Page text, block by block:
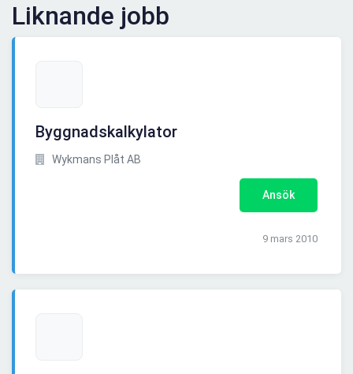
Liknande jobb
Byggnadskalkylator
Wykmans Plåt AB
Ansök
9 mars 2010